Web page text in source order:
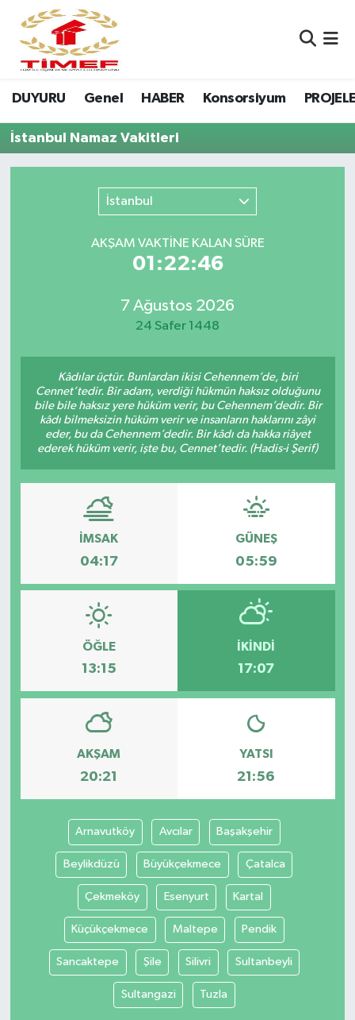
DUYURU Genel HABER Konsorsiyum
İstanbul Namaz Vakitleri
İstanbul
AKŞAM VAKTİNE KALAN SÜRE
01:22:46
7 Ağustos 2026
24 Safer 1448
Kâdılar üçtür. Bunlardan ikisi Cehennem’de, biri
Cennet’tedir. Bir adam, verdiği hükmün haksız olduğunu
bile bile haksız yere hüküm verir, bu Cehennem’dedir. Bir
kâdı bilmeksizin hüküm verir ve insanların haklarını zâyi
eder, bu da Cehennem’dedir. Bir kâdı da hakka riâyet
ederek hüküm verir, işte bu, Cennet’tedir. (Hadis-i Şerif)
İMSAK
04:17
GÜNEŞ
05:59
ÖĞLE
13:15
İKINDI
17:07
AKŞAM
20:21
YATSI
21:56
Arnavutköy Avcılar Başakşehir
Beylikdüzü Büyükçekmece Çatalca
Çekmeköy Esenyurt Kartal
Küçükçekmece Maltepe Pendik
Sancaktepe Şile Silivri Sultanbeyli
Sultangazi Tuzla
Anasayfa Kutu
Anasayfa Manşet
Canlı Yayın
Konsorsiyum
PROJECTS
PROJELER İNGİLİZCE
YEREL MEDYA RAPORU
Nöbetçi Eczaneler
Hava Durumu
Namaz Vakitleri
Tüm Manşetler
Son Dakika Haberleri